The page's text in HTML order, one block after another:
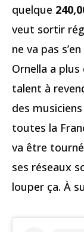
quelque
veut sortir
ne va pas
Ornella a
talent à
des
toutes la
va être
ses réseaux
louper ça. À